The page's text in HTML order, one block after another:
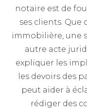
notaire est de
ses clients.
immobilière, une
autre acte
expliquer les
les devoirs des
peut aider à
rédiger des